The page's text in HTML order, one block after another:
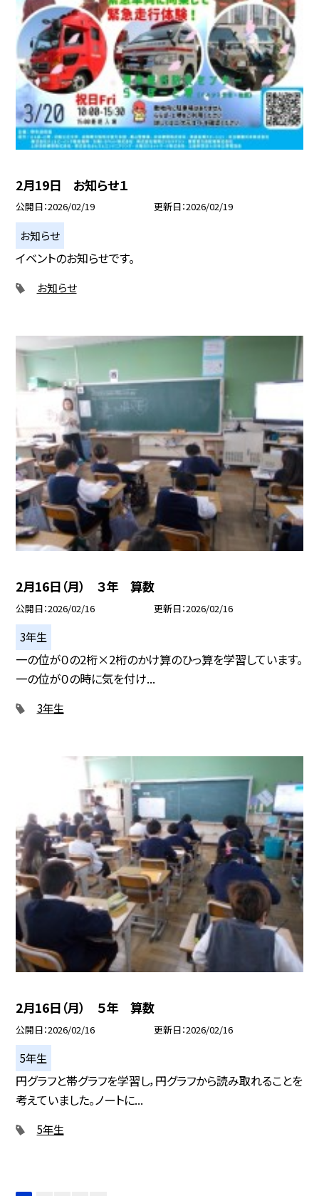
2月19日 お知らせ１
公開日 2026/02/19 更新日 2026/02/19
お知らせ
イベントのお知らせです。
お知らせ
2月16日（月） ３年 算数
公開日 2026/02/16 更新日 2026/02/16
3年生
一の位が０の2桁×2桁のかけ算のひっ算を学習しています。
一の位が０の時に気を付け...
3年生
2月16日（月） ５年 算数
公開日 2026/02/16 更新日 2026/02/16
5年生
円グラフと帯グラフを学習し，円グラフから読み取れることを
考えていました。ノートに...
5年生